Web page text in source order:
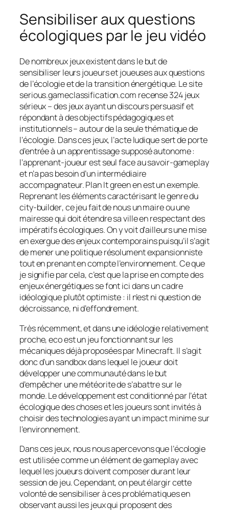
Sensibiliser aux questions
écologiques par le jeu vidéo
De nombreux jeux existent dans le but de
sensibiliser leurs joueurs et joueuses aux questions
de l’écologie et de la transition énergétique. Le site
serious.gameclassification.com recense 324 jeux
sérieux – des jeux ayant un discours persuasif et
répondant à des objectifs pédagogiques et
institutionnels – autour de la seule thématique de
l’écologie. Dans ces jeux, l’acte ludique sert de porte
d’entrée à un apprentissage supposé autonome :
l’apprenant-joueur est seul face au savoir-gameplay
et n’a pas besoin d’un intermédiaire
accompagnateur.Plan It greenen est un exemple.
Reprenant les éléments caractérisant le genre du
city-builder, ce jeu fait de nous un maire ou une
mairesse qui doit étendre sa ville en respectant des
impératifs écologiques. On y voit d’ailleurs une mise
en exergue des enjeux contemporains puisqu’il s’agit
de mener une politique résolument expansionniste
tout en prenant en compte l’environnement. Ce que
je signifie par cela, c’est que la prise en compte des
enjeux énergétiques se font ici dans un cadre
idéologique plutôt optimiste : il n’est ni question de
décroissance, ni d’effondrement.
Très récemment, et dans une idéologie relativement
proche,ecoest un jeu fonctionnant sur les
mécaniques déjà proposées parMinecraft. Il s’agit
donc d’unsandboxdans lequel le joueur doit
développer une communauté dans le but
d’empêcher une météorite de s’abattre sur le
monde. Le développement est conditionné par l’état
écologique des choses et les joueurs sont invités à
choisir des technologies ayant un impact minime sur
l’environnement.
Dans ces jeux, nous nous apercevons que l’écologie
est utilisée comme un élément degameplayavec
lequel les joueurs doivent composer durant leur
session de jeu. Cependant, on peut élargir cette
volonté de sensibiliser à ces problématiques en
observant aussi les jeux qui proposent des